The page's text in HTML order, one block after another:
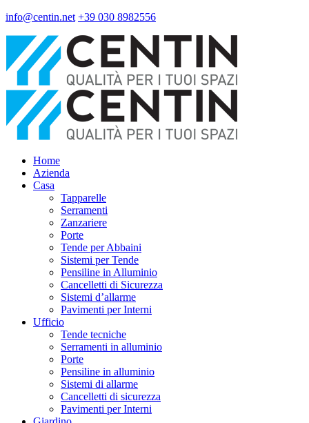
info@centin.net +39 030 8982556
Home
Azienda
Casa
Tapparelle
Serramenti
Zanzariere
Porte
Tende per Abbaini
Sistemi per Tende
Pensiline in Alluminio
Cancelletti di Sicurezza
Sistemi d’allarme
Pavimenti per Interni
Ufficio
Tende tecniche
Serramenti in alluminio
Porte
Pensiline in alluminio
Sistemi di allarme
Cancelletti di sicurezza
Pavimenti per Interni